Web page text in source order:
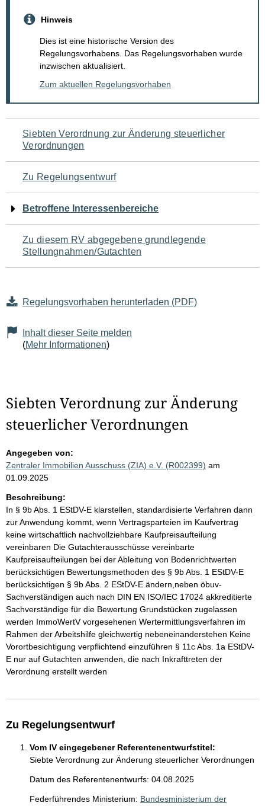
Hinweis
Dies ist eine historische Version des
Regelungsvorhabens. Das Regelungsvorhaben wurde
inzwischen aktualisiert.
Zum aktuellen Regelungsvorhaben
Navigation
für
den
Seiteninhalt
Siebten Verordnung zur Änderung steuerlicher
Verordnungen
Zu Regelungsentwurf
Betroffene Interessenbereiche
Zu diesem RV abgegebene grundlegende
Stellungnahmen/Gutachten
Regelungsvorhaben herunterladen (PDF)
Inhalt dieser Seite melden
(Mehr Informationen)
Siebten Verordnung zur Änderung
steuerlicher Verordnungen
Angegeben von:
Zentraler Immobilien Ausschuss (ZIA) e.V. (R002399) am
01.09.2025
Beschreibung:
In § 9b Abs. 1 EStDV-E klarstellen, standardisierte Verfahren dann
zur Anwendung kommt, wenn Vertragsparteien im Kaufvertrag
keine wirtschaftlich nachvollziehbare Kaufpreisaufteilung
vereinbaren Die Gutachterausschüsse vereinbarte
Kaufpreisaufteilungen bei der Ableitung von Bodenrichtwerten
berücksichtigen Bewertungsmethoden des § 9b Abs. 1 EStDV-E
berücksichtigen § 9b Abs. 2 EStDV-E ändern,neben öbuv-
Sachverständigen auch nach DIN EN ISO/IEC 17024 akkreditierte
Sachverständige für die Bewertung Grundstücken zugelassen
werden ImmoWertV vorgesehenen Wertermittlungsverfahren im
Rahmen der Arbeitshilfe gleichwertig nebeneinanderstehen Keine
Vorortbesichtigung verpflichtend einzuführen § 11c Abs. 1a EStDV-
E nur auf Gutachten anwenden, die nach Inkrafttreten der
Verordnung erstellt werden
Zu Regelungsentwurf
Vom IV eingegebener Referentenentwurfstitel:
Siebte Verordnung zur Änderung steuerlicher Verordnungen
Datum des Referentenentwurfs: 04.08.2025
Federführendes Ministerium: Bundesministerium der